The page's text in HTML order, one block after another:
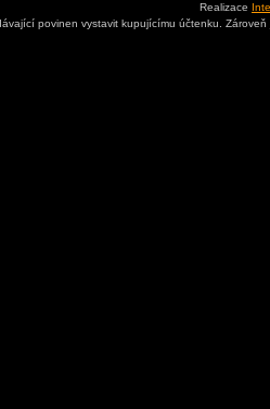
Realizace
povinen vystavit kupujícímu účtenku.